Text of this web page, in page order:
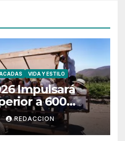
VIDA Y ESTILO
Impulsará
a 600
REDACCION